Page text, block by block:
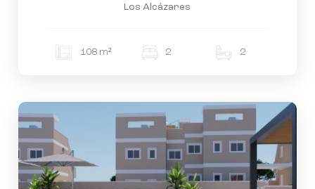
Los Alcázares
108 m² 2 2